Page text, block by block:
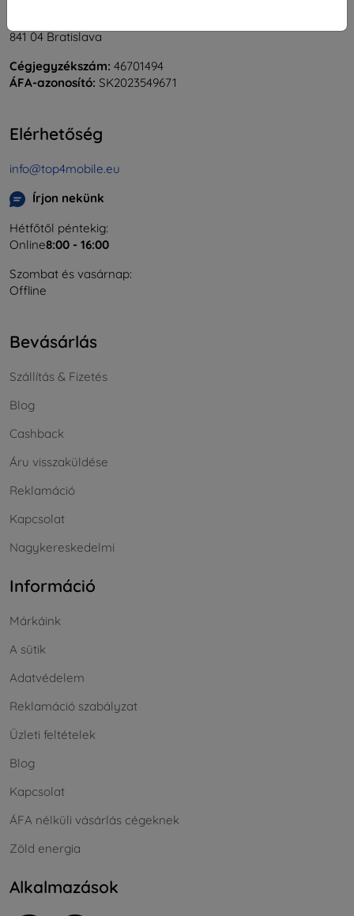
841 04 Bratislava
Cégjegyzékszám: 46701494
ÁFA-azonosító: SK2023549671
Elérhetőség
info@top4mobile.eu
Írjon nekünk
Hétfőtől péntekig:
Online8:00 - 16:00
Szombat és vasárnap:
Offline
Bevásárlás
Szállítás & Fizetés
Blog
Cashback
Áru visszaküldése
Reklamáció
Kapcsolat
Nagykereskedelmi
Információ
Márkáink
A sütik
Adatvédelem
Reklamáció szabályzat
Üzleti feltételek
Blog
Kapcsolat
ÁFA nélküli vásárlás cégeknek
Zöld energia
Alkalmazások